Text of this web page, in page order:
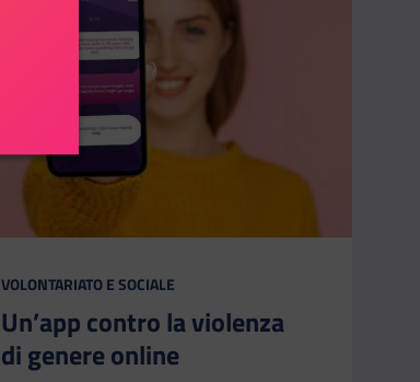
CATEGORIA:
VOLONTARIATO E SOCIALE
Un’app contro la violenza
di genere online